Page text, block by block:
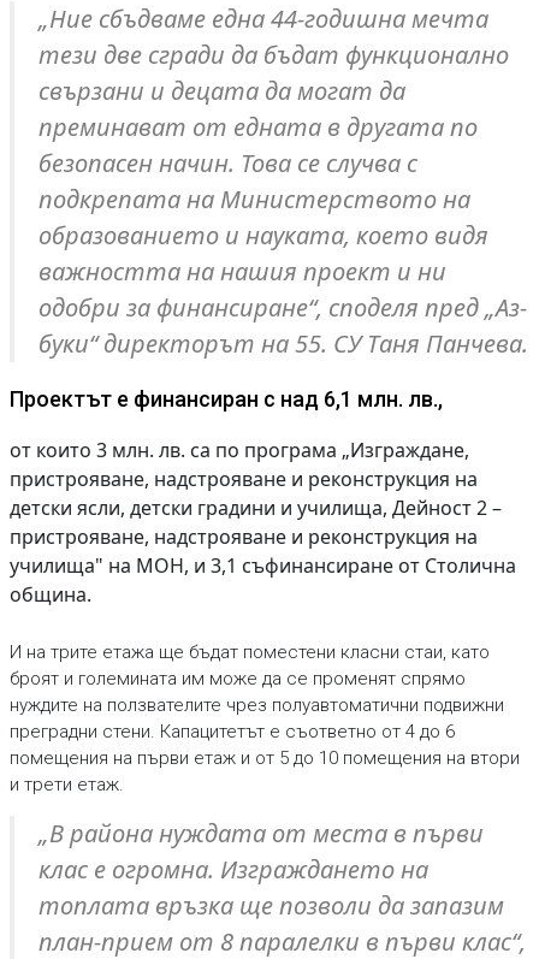
„Ние сбъдваме една 44-годишна мечта
тези две сгради да бъдат функционално
свързани и децата да могат да
преминават от едната в другата по
безопасен начин. Това се случва с
подкрепата на Министерството на
образованието и науката, което видя
важността на нашия проект и ни
одобри за финансиране“, споделя пред „Аз-
буки“ директорът на 55. СУ Таня Панчева.
Проектът е финансиран с над 6,1 млн. лв.,
от които 3 млн. лв. са по програма „Изграждане,
пристрояване, надстрояване и реконструкция на
детски ясли, детски градини и училища, Дейност 2 –
пристрояване, надстрояване и реконструкция на
училища" на МОН, и 3,1 съфинансиране от Столична
община.
И на трите етажа ще бъдат поместени класни стаи, като
броят и големината им може да се променят спрямо
нуждите на ползвателите чрез полуавтоматични подвижни
преградни стени. Капацитетът е съответно от 4 до 6
помещения на първи етаж и от 5 до 10 помещения на втори
и трети етаж.
„В района нуждата от места в първи
клас е огромна. Изграждането на
топлата връзка ще позволи да запазим
план-прием от 8 паралелки в първи клас“,